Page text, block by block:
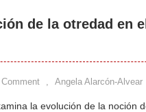
de la otredad en
, Angela Alarcón-Alvear
la evolución de la noción